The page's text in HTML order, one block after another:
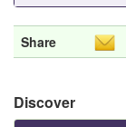
Share
Discover